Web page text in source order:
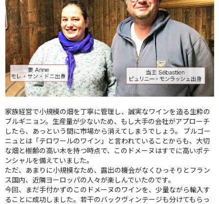
家族経営で小規模の畑を丁寧に管理し、誠実なワインを造る生粋の
ブルギニョン。生産量が少ないため、もし大手の会社がアプローチ
したら、あっという間に市場から消えてしまうでしょう。 ブルゴー
ニュとは「テロワールのワイン」と言われていることからも、大切
な畑と樹齢の高い木を持つ時点で、このドメーヌはすでに高いポテ
ンシャルを備えていました。
ただ、あまりに小規模なため、露出の機会がなくひっそりとフラン
ス国内、近隣ヨーロッパの人々が楽しんでいたのです。
今回、まだ手付かずのこのドメーヌのワインを、少量ながら輸入す
ることに成功しました。若干のバックヴィンテージも分けてもらっ